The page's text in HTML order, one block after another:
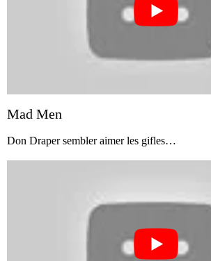
Mad Men
Don Draper sembler aimer les gifles…